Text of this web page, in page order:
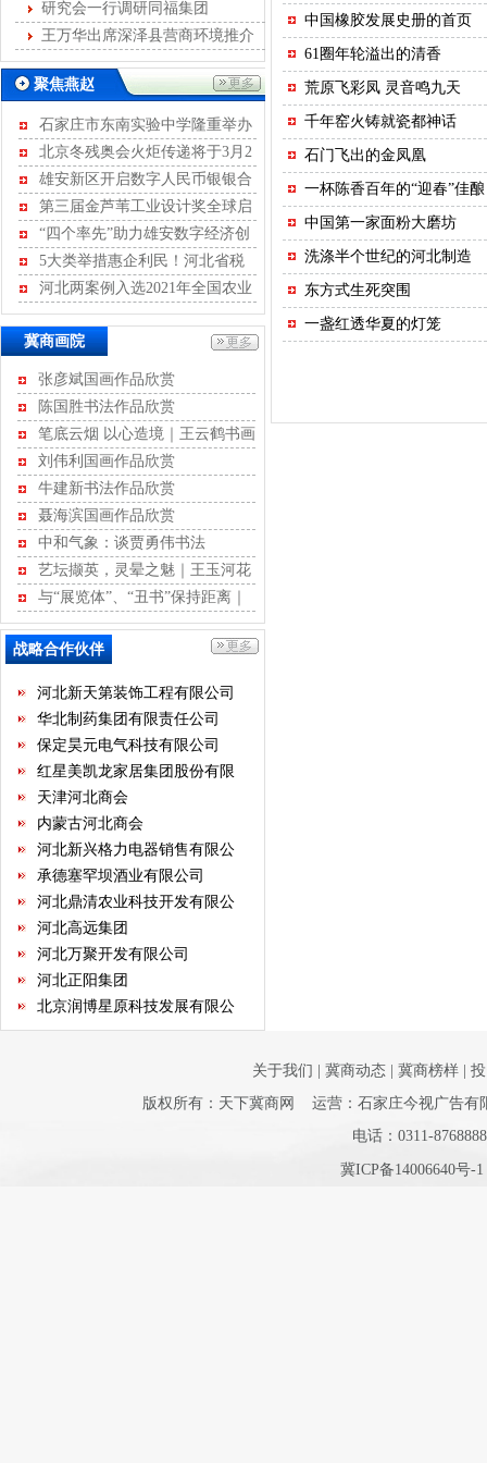
发展研究会一行调研同福集团
王万华出席深泽县营商环境推介
会
聚焦燕赵
石家庄市东南实验中学隆重举办
离队入团暨青春宣誓活动
北京冬残奥会火炬传递将于3月2
日至4日进行
雄安新区开启数字人民币银银合
作模式
第三届金芦苇工业设计奖全球启
动征集
“四个率先”助力雄安数字经济创
新发展
5大类举措惠企利民！河北省税
务局开展2022年便民办税“春风行
动”
河北两案例入选2021年全国农业
绿色发展典型案例
冀商画院
张彦斌国画作品欣赏
陈国胜书法作品欣赏
笔底云烟 以心造境｜王云鹤书画
作品评赏
刘伟利国画作品欣赏
牛建新书法作品欣赏
聂海滨国画作品欣赏
中和气象：谈贾勇伟书法
艺坛撷英，灵晕之魅｜王玉河花
鸟作品赏析
与“展览体”、“丑书”保持距离｜
江书学行草记
战略合作伙伴
河北省不动产商会
石家庄市沧州商会
河北省康龙文化传播有限公司
河北经贸大学继续教育学院
河北省书画艺术研究院
石家庄国大酒店经营有限公司
石家庄君乐宝乳业有限公司
河北新天第装饰工程有限公司
华北制药集团有限责任公司
保定昊元电气科技有限公司
红星美凯龙家居集团股份有限
公司
天津河北商会
内蒙古河北商会
河北新兴格力电器销售有限公
司
承德塞罕坝酒业有限公司
河北鼎清农业科技开发有限公
司
河北高远集团
河北万聚开发有限公司
河北正阳集团
北京润博星原科技发展有限公
河北省室内装饰工程有限公司
中国橡胶发展史册的首页
61圈年轮溢出的清香
荒原飞彩凤 灵音鸣九天
千年窑火铸就瓷都神话
石门飞出的金凤凰
一杯陈香百年的“迎春”佳酿
中国第一家面粉大磨坊
洗涤半个世纪的河北制造
东方式生死突围
一盏红透华夏的灯笼
关于我们 | 冀商动态| 冀商榜样|
版权所有：天下冀商网 运营：石家庄今视广告有
电话：0311-
冀ICP备14006640号-1